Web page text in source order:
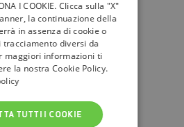
mytivù
I COOKIE. Clicca sulla "X"
la continuazione della
in assenza di cookie o
diversi da
maggiori informazioni ti
la nostra Cookie Policy.
TUTTI I COOKIE